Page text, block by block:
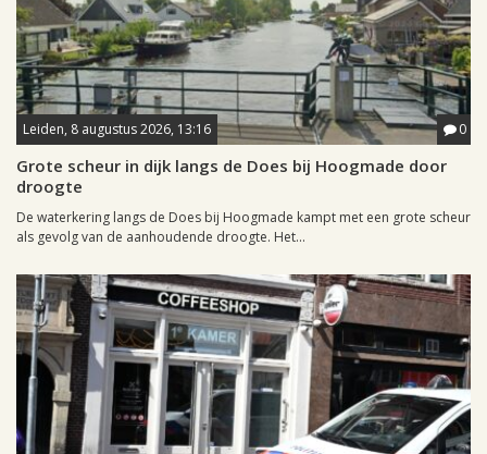
Leiden, 8 augustus 2026, 13:16 0
Grote scheur in dijk langs de Does bij Hoogmade door
droogte
De waterkering langs de Does bij Hoogmade kampt met een grote scheur
als gevolg van de aanhoudende droogte. Het...